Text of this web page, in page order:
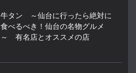
牛タン ～仙台に行ったら絶対に
食べるべき！仙台の名物グルメ
～ 有名店とオススメの店